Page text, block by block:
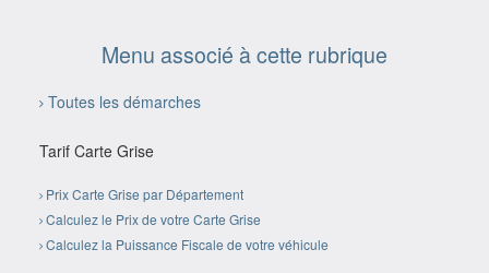
Menu associé à cette rubrique
Toutes les démarches
Tarif Carte Grise
Prix Carte Grise par Département
Calculez le Prix de votre Carte Grise
Calculez la Puissance Fiscale de votre véhicule